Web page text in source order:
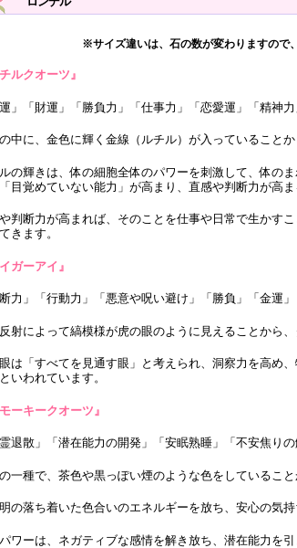
※サイズ違いは、石の数が変わりますので
チルクオーツ』
運」「財運」「勝負力」「仕事力」「恋愛運」「精神力
中に、金色に輝く金線（ルチル）が入っていること
の輝きは、体の細胞全体のパワーを刺激して、体の
目覚めていない能力」が高まり、直感や判断力が高ま
判断力が高まれば、そのことを仕事や日常で生かす
きます。
イガーアイ』
断力」「行動力」「悪意や呪い避け」「勝負」「金運
射によって縞模様が虎の眼のように見えることから、
は「すべてを見通す眼」と考えられ、洞察力を高め
いわれています。
モーキークオーツ』
霊退散」「潜在能力の開発」「安眠熟睡」「不安焦り
一種で、茶色や黒っぽい煙のような色をしているこ
の落ち着いた色合いのエネルギーを放ち、安心の気持
ワーは、ネガティブな感情を解き放ち、潜在能力を引